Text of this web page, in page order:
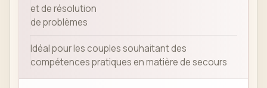
et de résolution
de problèmes
Idéal pour les couples souhaitant des
compétences pratiques en matière de secours